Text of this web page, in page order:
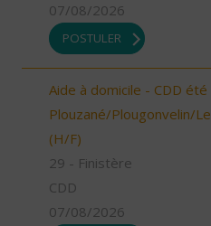
07/08/2026
POSTULER
Aide à domicile - CDD
Plouzané/Plougonvelin/
(H/F)
29 - Finistère
CDD
07/08/2026